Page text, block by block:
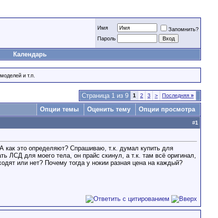
Имя
Запомнить?
Пароль
Календарь
и т.п.
Страница 1 из 9 1 2 3 > Последняя »
Опции темы Оценить тему Опции просмотра
#1
как это определяют? Спрашиваю, т.к. думал купить для
ЛСД для моего тела, он прайс скинул, а т.к. там всё оригинал,
или нет? Почему тогда у нокии разная цена на каждый?